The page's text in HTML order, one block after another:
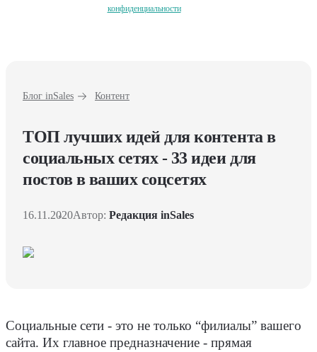
конфиденциальности
Блог inSales Контент
ТОП лучших идей для контента в
социальных сетях - 33 идеи для
постов в ваших соцсетях
16.11.2020Автор: Редакция inSales
Социальные сети - это не только “филиалы” вашего
сайта. Их главное предназначение - прямая